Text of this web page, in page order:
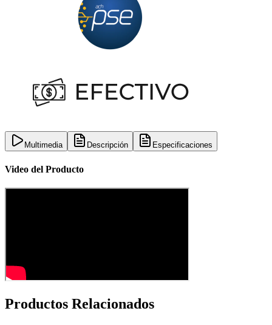
Multimedia Descripción Especificaciones
Video del Producto
Productos Relacionados